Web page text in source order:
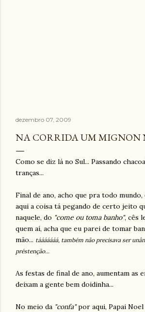
dezembro 07, 2009
NA CORRIDA UM MIGNON
Como se diz lá no Sul... Passando
tranças...
Final de ano, acho que pra todo
aqui a coisa tá pegando de certo jeito
naquele, do "come ou toma banho", cês
quem aí, acha que eu parei de tomar
mão... tááááááá, também não precisava ser
préstenção...
As festas de final de ano, aumentam as
deixam a gente bem doidinha...
No meio da "confa"por aqui, Papai Noel